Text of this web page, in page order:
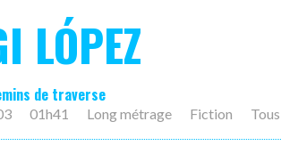
LÓPEZ
de traverse
01h41 Long métrage Fiction